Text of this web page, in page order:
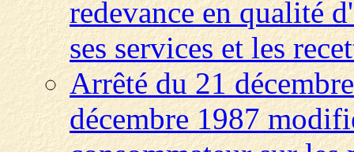
redevance en qualité
ses services et les
Arrêté du 21
décembre 1987